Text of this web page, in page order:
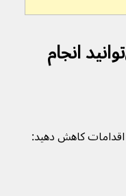
خودتان چه کارهایی می‌توانید انجام